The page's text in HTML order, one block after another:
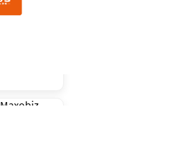
Maxobiz